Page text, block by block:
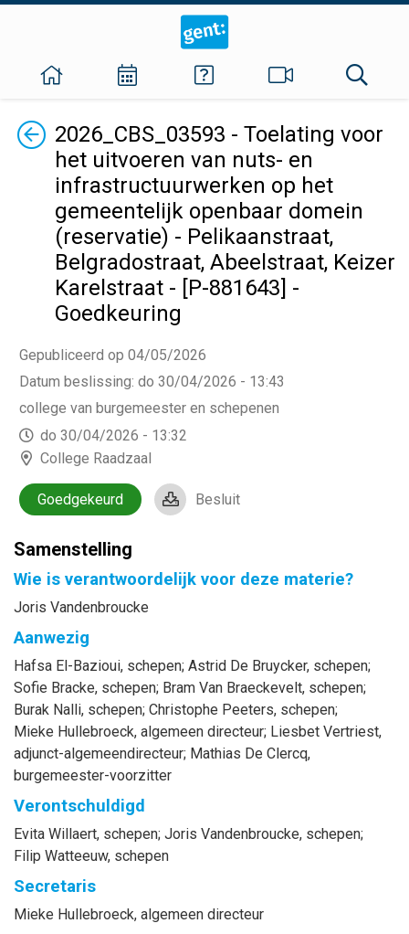
Terug2026_CBS_03593 - Toelating voor
het uitvoeren van nuts- en
infrastructuurwerken op het
gemeentelijk openbaar domein
(reservatie) - Pelikaanstraat,
Belgradostraat, Abeelstraat, Keizer
Karelstraat - [P-881643] -
Goedkeuring
Gepubliceerd op 04/05/2026
Datum beslissing: do 30/04/2026 - 13:43
college van burgemeester en schepenen
do 30/04/2026 - 13:32
College Raadzaal
Goedgekeurd Besluit
Samenstelling
Wie is verantwoordelijk voor deze materie?
Joris Vandenbroucke
Aanwezig
Hafsa El-Bazioui, schepen; Astrid De Bruycker, schepen;
Sofie Bracke, schepen; Bram Van Braeckevelt, schepen;
Burak Nalli, schepen; Christophe Peeters, schepen;
Mieke Hullebroeck, algemeen directeur; Liesbet Vertriest,
adjunct-algemeendirecteur; Mathias De Clercq,
burgemeester-voorzitter
Verontschuldigd
Evita Willaert, schepen; Joris Vandenbroucke, schepen;
Filip Watteeuw, schepen
Secretaris
Mieke Hullebroeck, algemeen directeur